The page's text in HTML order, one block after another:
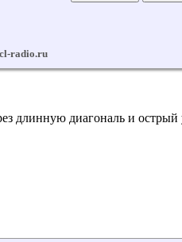
длинную диагональ и острый